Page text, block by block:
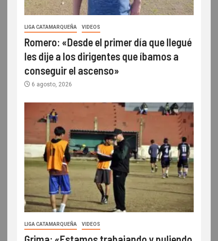
LIGA CATAMARQUEÑA VIDEOS
Romero: «Desde el primer día que llegué
les dije a los dirigentes que íbamos a
conseguir el ascenso»
6 agosto, 2026
LIGA CATAMARQUEÑA VIDEOS